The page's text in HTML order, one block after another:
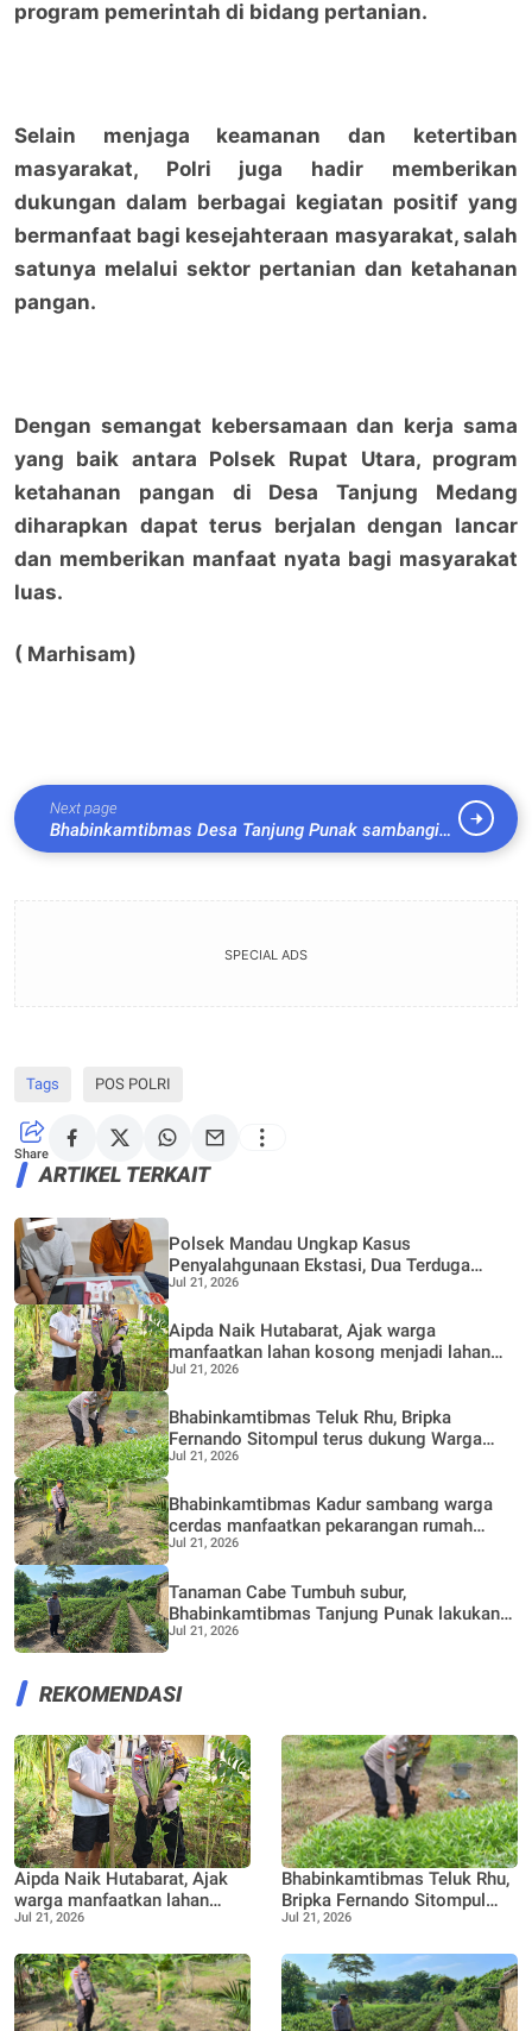
program pemerintah di bidang pertanian.
Selain menjaga keamanan dan ketertiban
masyarakat, Polri juga hadir memberikan
dukungan dalam berbagai kegiatan positif yang
bermanfaat bagi kesejahteraan masyarakat, salah
satunya melalui sektor pertanian dan ketahanan
pangan.
Dengan semangat kebersamaan dan kerja sama
yang baik antara Polsek Rupat Utara, program
ketahanan pangan di Desa Tanjung Medang
diharapkan dapat terus berjalan dengan lancar
dan memberikan manfaat nyata bagi masyarakat
luas.
( Marhisam)
Next page
Bhabinkamtibmas Desa Tanjung Punak sambangi
dan motivasi warga pemanfaatan lahan kosong
SPECIAL ADS
Tags POS POLRI
Share
ARTIKEL TERKAIT
Polsek Mandau Ungkap Kasus
Penyalahgunaan Ekstasi, Dua Terduga
Diamankan Dukung Program P4GN
Jul 21, 2026
Aipda Naik Hutabarat, Ajak warga
manfaatkan lahan kosong menjadi lahan
Produktif, Perkebunan Nenas
Jul 21, 2026
Bhabinkamtibmas Teluk Rhu, Bripka
Fernando Sitompul terus dukung Warga
dalam pemanfaatan pekarangan Rumah
Jul 21, 2026
Bhabinkamtibmas Kadur sambang warga
cerdas manfaatkan pekarangan rumah
untuk di buat lokasi pertanian bergizi
Jul 21, 2026
Tanaman Cabe Tumbuh subur,
Bhabinkamtibmas Tanjung Punak lakukan
perawatan bersama Petani
Jul 21, 2026
REKOMENDASI
Aipda Naik Hutabarat, Ajak
warga manfaatkan lahan
kosong menjadi lahan
Jul 21, 2026
Bhabinkamtibmas Teluk Rhu,
Bripka Fernando Sitompul
terus dukung Warga dalam
Rumah
Jul 21, 2026